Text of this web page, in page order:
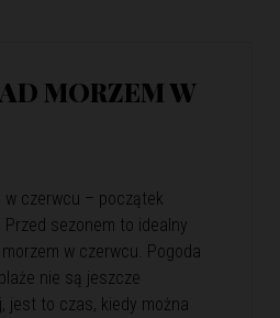
MORZEM W
w czerwcu – początek
sezonem to idealny
w czerwcu. Pogoda
nie są jeszcze
jest to czas, kiedy można